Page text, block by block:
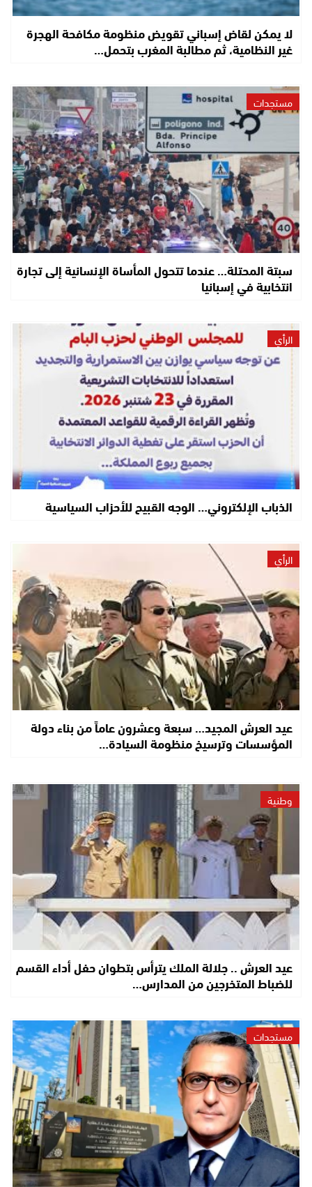
لا يمكن لقاض إسباني تقويض منظومة مكافحة الهجرة
غير النظامية، ثم مطالبة المغرب بتحمل…
مستجدات
سبتة المحتلة… عندما تتحول المأساة الإنسانية إلى تجارة
انتخابية في إسبانيا
الرأي
الذباب الإلكتروني… الوجه القبيح للأحزاب السياسية
الرأي
عيد العرش المجيد… سبعة وعشرون عاماً من بناء دولة
المؤسسات وترسيخ منظومة السيادة…
وطنية
عيد العرش .. جلالة الملك يترأس بتطوان حفل أداء القسم
للضباط المتخرجين من المدارس…
مستجدات